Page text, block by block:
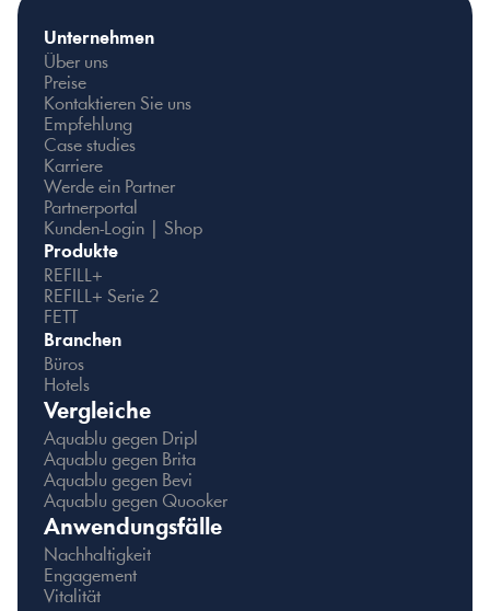
Unternehmen
Über uns
Preise
Kontaktieren Sie uns
Empfehlung
Case studies
Karriere
Werde ein Partner
Partnerportal
Kunden-Login | Shop
Produkte
REFILL+
REFILL+ Serie 2
FETT
Branchen
Büros
Hotels
Vergleiche
Aquablu gegen Dripl
Aquablu gegen Brita
Aquablu gegen Bevi
Aquablu gegen Quooker
Anwendungsfälle
Nachhaltigkeit
Engagement
Vitalität
BEREIT, AQUABLU AUSZUPROBIEREN?